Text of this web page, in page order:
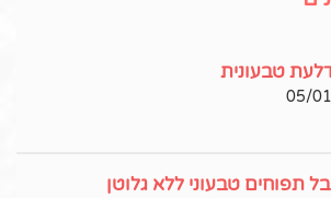
טבעונית
05/
תפוחים טבעוני ללא גלוטן